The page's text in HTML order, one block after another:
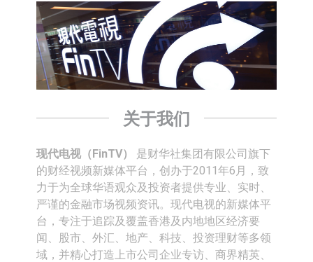
目标客户的测试认证
上期所：7月份对11个实际控制关系
账户组采取限制开仓的监管措施
特发服务：成功中标哔哩哔哩上海滨
江总部物业服务项目
亚太股份：公司是零跑汽车和
海"系列智算模组 系列产品基于国产
CPU与GPU构建
【异动股】医疗研发外包板块拉升，
博腾股份(300363.CN)涨20.02%
日韩股市收盘双双下跌
依米康：海外交付以东南亚、中东市
场为主 并已取得欧美相关认证
上交所：财通多策略福鑫定期开放灵
活配置混合型发起式证券投资基金临
上交所：景顺长城全球半导体芯片产
关于我们
现代电视（FinTV）
是财华社集团有限公司旗下
的财经视频新媒体平台，创办于2011年6月，致
力于为全球华语观众及投资者提供专业、实时、
严谨的金融市场视频资讯。现代电视的新媒体平
台，专注于追踪及覆盖香港及内地地区经济要
闻、股市、外汇、地产、科技、投资理财等多领
域，并精心打造上市公司企业专访、商界精英、